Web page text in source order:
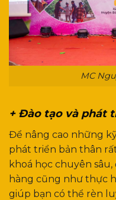
MC
+ Đào tạo và phát
Để nâng cao những
phát triển bản thân
khoá học chuyên sâu,
hàng cũng như thực
giúp bạn có thể rèn